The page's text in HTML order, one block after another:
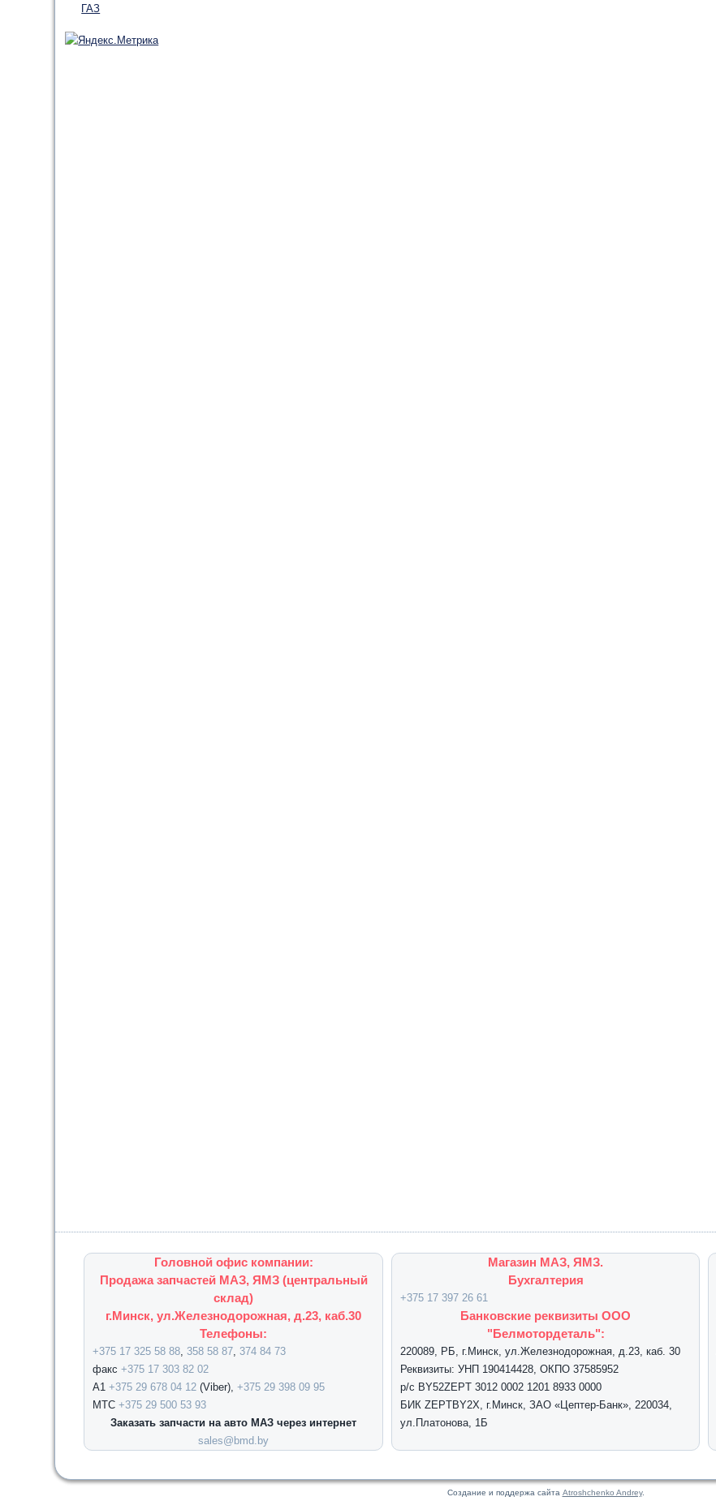
ГАЗ
Головной офис компании:
Продажа запчастей МАЗ, ЯМЗ (центральный
склад)
г.Минск, ул.Железнодорожная, д.23, каб.30
Телефоны:
+375 17 325 58 88, 358 58 87, 374 84 73
факс+375 17 303 82 02
А1+375 29 678 04 12 (Viber),+375 29 398 09 95
МТС+375 29 500 53 93
Заказать запчасти на авто МАЗ через интернет
sales@bmd.by
Магазин МАЗ, ЯМЗ.
Бухгалтерия
+375 17 397 26 61
Банковские реквизиты ООО
"Белмотордеталь":
220089, РБ, г.Минск, ул.Железнодорожная, д.23, каб. 30
Реквизиты: УНП 190414428, ОКПО 37585952
р/с BY52ZEPT 3012 0002 1201 8933 0000
БИК ZEPTBY2X, г.Минск, ЗАО «Цептер-Банк», 220034,
ул.Платонова, 1Б
Создание и поддержа сайта Atroshchenko Andrey.